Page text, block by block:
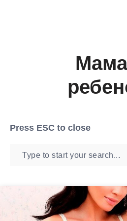
Press ESC to close